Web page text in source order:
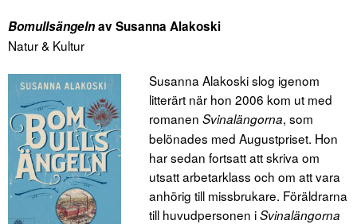
Bomullsängelnav Susanna Alakoski
Natur & Kultur
Susanna Alakoski slog igenom
litterärt när hon 2006 kom ut med
romanen Svinalängorna, som
belönades med Augustpriset. Hon
har sedan fortsatt att skriva om
utsatt arbetarklass och om att vara
anhörig till missbrukare. Föräldrarna
till huvudpersonen iSvinalängorna